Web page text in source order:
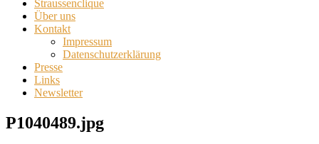
Straussenclique
Über uns
Kontakt
Impressum
Datenschutzerklärung
Presse
Links
Newsletter
P1040489.jpg